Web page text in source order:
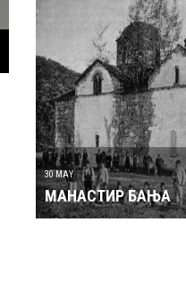
30 MAY
МАНАСТИР БАЊА